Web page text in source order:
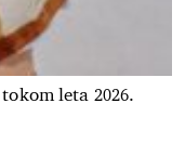
leta 2026.